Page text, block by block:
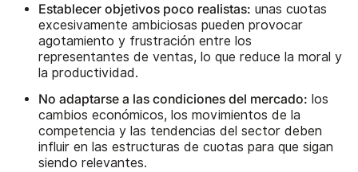
Establecer objetivos poco realistas: unas cuotas
excesivamente ambiciosas pueden provocar
agotamiento y frustración entre los
representantes de ventas, lo que reduce la moral y
la productividad.
No adaptarse a las condiciones del mercado: los
cambios económicos, los movimientos de la
competencia y las tendencias del sector deben
influir en las estructuras de cuotas para que sigan
siendo relevantes.